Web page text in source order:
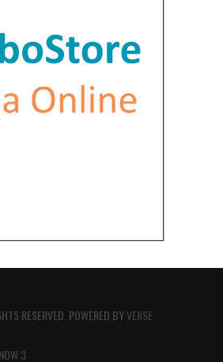
RESERVED. POWERED BYVERSE